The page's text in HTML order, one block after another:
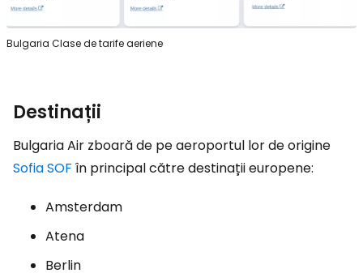
Bulgaria Clase de tarife aeriene
Destinații
Bulgaria Air zboară de pe aeroportul lor de origine
Sofia SOF în principal către destinații europene:
Amsterdam
Atena
Berlin